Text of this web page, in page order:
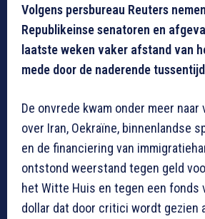
Volgens persbureau Reuters
Republikeinse senatoren en
laatste weken vaker afstand van
mede door de naderende
De onvrede kwam onder meer
over Iran, Oekraïne, binnenlandse
en de financiering van
ontstond weerstand tegen geld
het Witte Huis en tegen een fonds
dollar dat door critici wordt gezien